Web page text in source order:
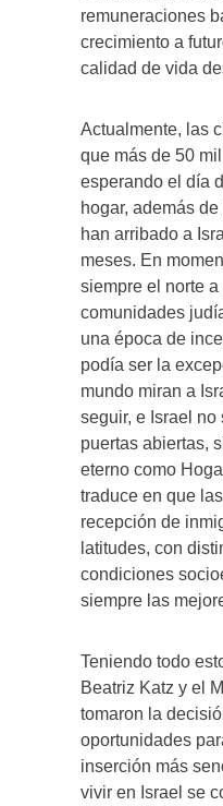
remuneraciones
crecimiento a
calidad de vida
Actualmente, las
que más de 50
esperando el día
hogar, además
han arribado a
meses. En
siempre el norte
comunidades
una época de
podía ser la
mundo miran a
seguir, e Israel
puertas abiertas,
eterno como
traduce en que
recepción de
latitudes, con
condiciones
siempre las
Teniendo todo
Beatriz Katz y el
tomaron la
oportunidades
inserción más
vivir en Israel se